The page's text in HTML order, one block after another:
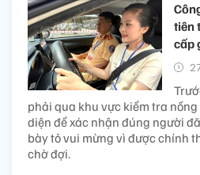
tiên
cấp
phải qua khu vực kiểm tra
diện để xác nhận đúng người
bày tỏ vui mừng vì được chính
chờ đợi.